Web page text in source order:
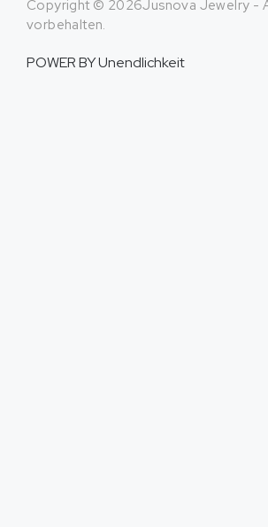
Copyright © 2026Jusnova Jewelry -
vorbehalten.
POWER BYUnendlichkeit